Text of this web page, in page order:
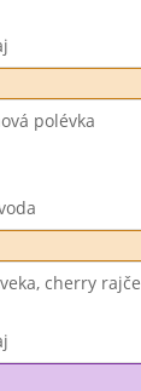
polévka
cherry rajče